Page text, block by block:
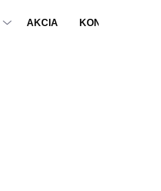
AKCIA KONTAKT